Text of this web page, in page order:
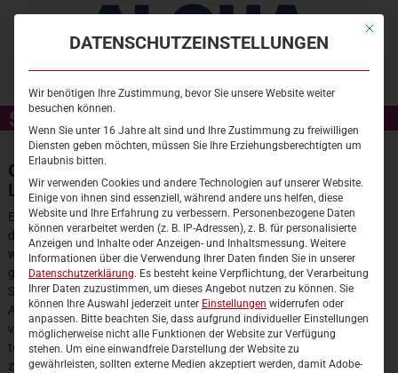
SAUNALANDSCHAFT
STARTSEITE
WOHNMOBILSTELLPLATZ
HALLENBAD
BELEGUNGSPLAN
FREIBAD
SAUNA
KURSE
GROSSE SAUNALANDSCHAFT IM AQUA-L
AND OSTERODE AM HARZ
Entfliehen Sie dem stressigen Alltag und entspannen Sie in
der großzügigen Saunalandschaft. Erleben Sie den
weitläufigen, ganz nach dem Motto „Harz“ liebevoll
gestalteten Saunagarten. Hier können Sie sich erholen,
Sonne tanken und die Ruhe genießen. Im Innen- und
Außenbereich stehen allen Saunaliebhabern sieben
verschiedene Saunen und drei gemütliche Ruheräume,
teilweise mit Kamin zur Verfügung. Das Highlight ist die bis
zu 80 Personen fassende Köhlersauna, gefertigt aus
Mit
DATENSCHUTZEINSTELLUNGEN
Wir benötigen Ihre Zustimmung, bevor Sie unsere Website weiter
besuchen können.
Wenn Sie unter 16 Jahre alt sind und Ihre Zustimmung zu freiwilligen
Diensten geben möchten, müssen Sie Ihre Erziehungsberechtigten um
Erlaubnis bitten.
Wir verwenden Cookies und andere Technologien auf unserer Website.
Einige von ihnen sind essenziell, während andere uns helfen, diese
Website und Ihre Erfahrung zu verbessern. Personenbezogene Daten
können verarbeitet werden (z. B. IP-Adressen), z. B. für personalisierte
Anzeigen und Inhalte oder Anzeigen- und Inhaltsmessung. Weitere
Informationen über die Verwendung Ihrer Daten finden Sie in unserer
Datenschutzerklärung. Es besteht keine Verpflichtung, der Verarbeitung
Ihrer Daten zuzustimmen, um dieses Angebot nutzen zu können. Sie
können Ihre Auswahl jederzeit unter Einstellungen widerrufen oder
anpassen. Bitte beachten Sie, dass aufgrund individueller Einstellungen
möglicherweise nicht alle Funktionen der Website zur Verfügung
stehen. Um eine einwandfreie Darstellung der Website zu
gewährleisten, sollten externe Medien akzeptiert werden, damit Adobe-
Es folgt eine Liste der Service-Gruppen, für die eine Einwilligung